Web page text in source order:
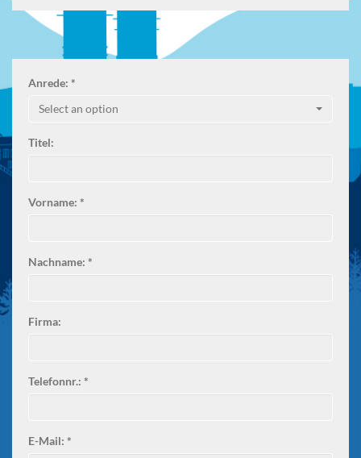
Anrede: *
Select an option
Titel:
Vorname: *
Nachname: *
Firma:
Telefonnr.: *
E-Mail: *